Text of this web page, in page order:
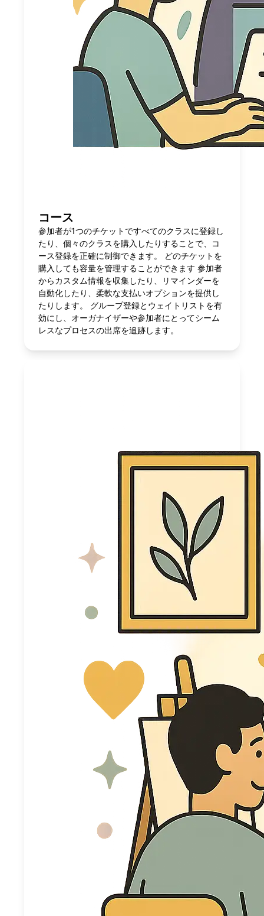
コース
参加者が1つのチケットですべてのクラスに登録し
たり、個々のクラスを購入したりすることで、コ
ース登録を正確に制御できます。 どのチケットを
購入しても容量を管理することができます 参加者
からカスタム情報を収集したり、リマインダーを
自動化したり、柔軟な支払いオプションを提供し
たりします。 グループ登録とウェイトリストを有
効にし、オーガナイザーや参加者にとってシーム
レスなプロセスの出席を追跡します。